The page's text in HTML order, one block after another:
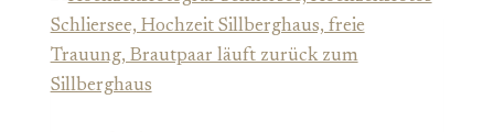
Sallers
am